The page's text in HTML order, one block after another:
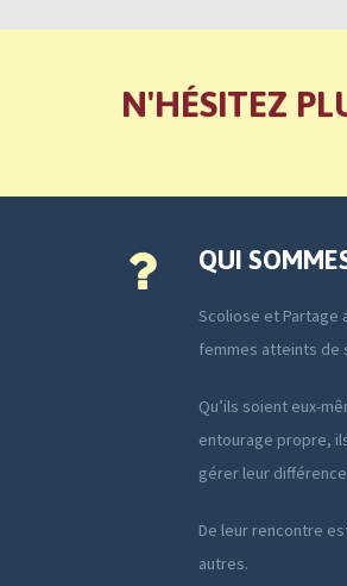
N'HÉSITEZ
QUI
Scoliose et Partage
femmes atteints de
Qu’ils soient eux-
entourage propre,
gérer leur
De leur rencontre
autres.